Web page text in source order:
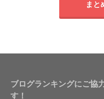
まと
ブログランキングにご協
す！